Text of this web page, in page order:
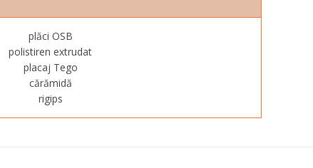
plăci OSB
polistiren extrudat
placaj Tego
cărămidă
rigips